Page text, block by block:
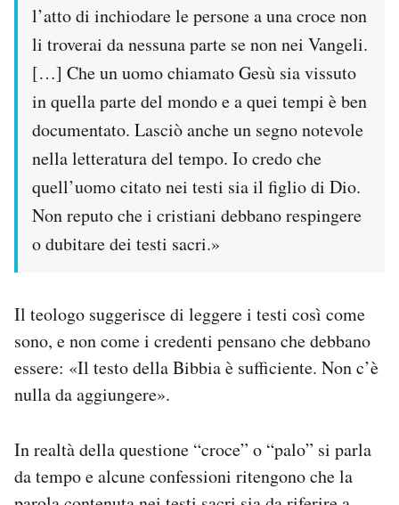
l’atto di inchiodare le persone a una croce non
li troverai da nessuna parte se non nei Vangeli.
[…] Che un uomo chiamato Gesù sia vissuto
in quella parte del mondo e a quei tempi è ben
documentato. Lasciò anche un segno notevole
nella letteratura del tempo. Io credo che
quell’uomo citato nei testi sia il figlio di Dio.
Non reputo che i cristiani debbano respingere
o dubitare dei testi sacri.»
Il teologo suggerisce di leggere i testi così come
sono, e non come i credenti pensano che debbano
essere: «Il testo della Bibbia è sufficiente. Non c’è
nulla da aggiungere».
In realtà della questione “croce” o “palo” si parla
da tempo e alcune confessioni ritengono che la